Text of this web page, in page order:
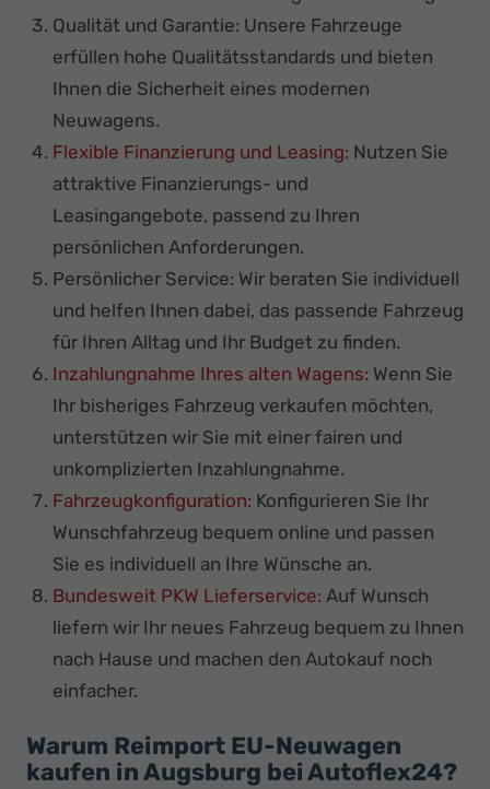
Qualität und Garantie: Unsere Fahrzeuge
erfüllen hohe Qualitätsstandards und bieten
Ihnen die Sicherheit eines modernen
Neuwagens.
Flexible Finanzierung und Leasing: Nutzen Sie
attraktive Finanzierungs- und
Leasingangebote, passend zu Ihren
persönlichen Anforderungen.
Persönlicher Service: Wir beraten Sie individuell
und helfen Ihnen dabei, das passende Fahrzeug
für Ihren Alltag und Ihr Budget zu finden.
Inzahlungnahme Ihres alten Wagens: Wenn Sie
Ihr bisheriges Fahrzeug verkaufen möchten,
unterstützen wir Sie mit einer fairen und
unkomplizierten Inzahlungnahme.
Fahrzeugkonfiguration: Konfigurieren Sie Ihr
Wunschfahrzeug bequem online und passen
Sie es individuell an Ihre Wünsche an.
Bundesweit PKW Lieferservice: Auf Wunsch
liefern wir Ihr neues Fahrzeug bequem zu Ihnen
nach Hause und machen den Autokauf noch
einfacher.
Warum Reimport EU-Neuwagen
kaufen in Augsburg bei Autoflex24?